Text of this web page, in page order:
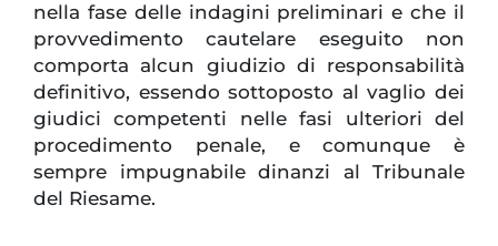
nella fase delle indagini preliminari e che il
provvedimento cautelare eseguito non
comporta alcun giudizio di responsabilità
definitivo, essendo sottoposto al vaglio dei
giudici competenti nelle fasi ulteriori del
procedimento penale, e comunque è
sempre impugnabile dinanzi al Tribunale
del Riesame.